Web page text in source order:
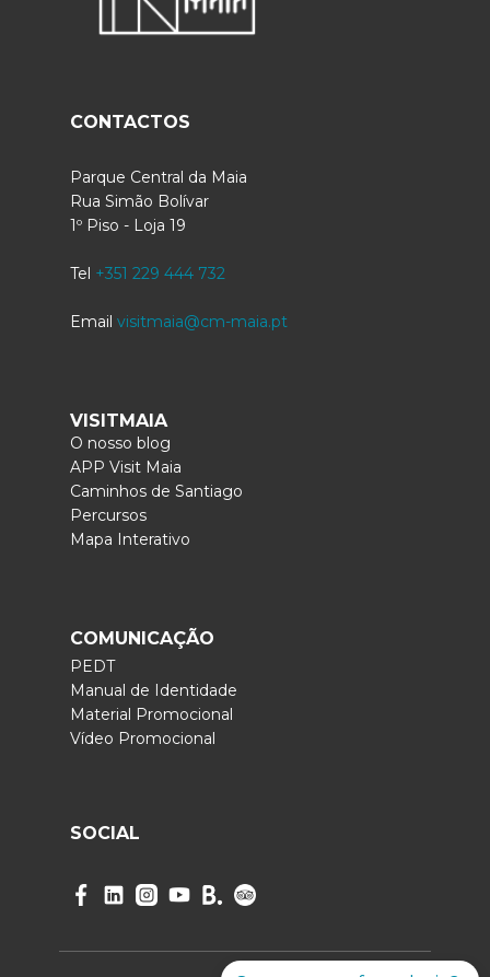
CONTACTOS
Parque Central da Maia
Rua Simão Bolívar
1º Piso - Loja 19
Tel +351 229 444 732
Email visitmaia@cm-maia.pt
VISITMAIA
O nosso blog
APP Visit Maia
Caminhos de Santiago
Percursos
Mapa Interativo
COMUNICAÇÃO
PEDT
Manual de Identidade
Material Promocional
Vídeo Promocional
SOCIAL